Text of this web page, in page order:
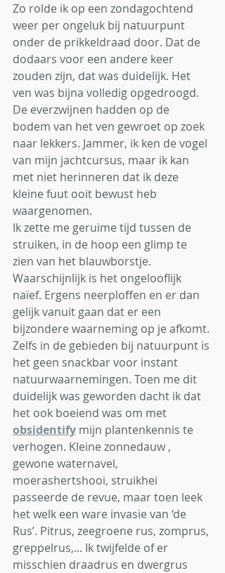
Zo rolde ik op een zondagochtend
weer per ongeluk bij natuurpunt
onder de prikkeldraad door. Dat de
dodaars voor een andere keer
zouden zijn, dat was duidelijk. Het
ven was bijna volledig opgedroogd.
De everzwijnen hadden op de
bodem van het ven gewroet op zoek
naar lekkers. Jammer, ik ken de vogel
van mijn jachtcursus, maar ik kan
met niet herinneren dat ik deze
kleine fuut ooit bewust heb
waargenomen.
Ik zette me geruime tijd tussen de
struiken, in de hoop een glimp te
zien van het blauwborstje.
Waarschijnlijk is het ongelooflijk
naïef. Ergens neerploffen en er dan
gelijk vanuit gaan dat er een
bijzondere waarneming op je afkomt.
Zelfs in de gebieden bij natuurpunt is
het geen snackbar voor instant
natuurwaarnemingen. Toen me dit
duidelijk was geworden dacht ik dat
het ook boeiend was om met
obsidentify mijn plantenkennis te
verhogen. Kleine zonnedauw ,
gewone waternavel,
moerashertshooi, struikhei
passeerde de revue, maar toen leek
het welk een ware invasie van ‘de
Rus’. Pitrus, zeegroene rus, zomprus,
greppelrus,... Ik twijfelde of er
misschien draadrus en dwergrus